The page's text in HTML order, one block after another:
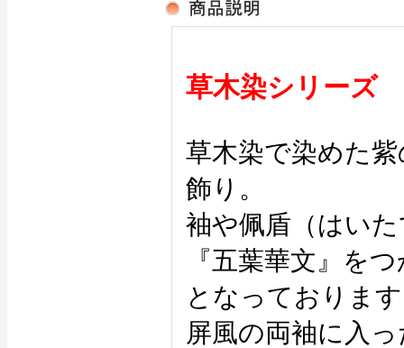
草木染シリーズ
草木染で染めた
飾り。
袖や佩盾（はい
『五葉華文』を
となっておりま
屏風の両袖に入